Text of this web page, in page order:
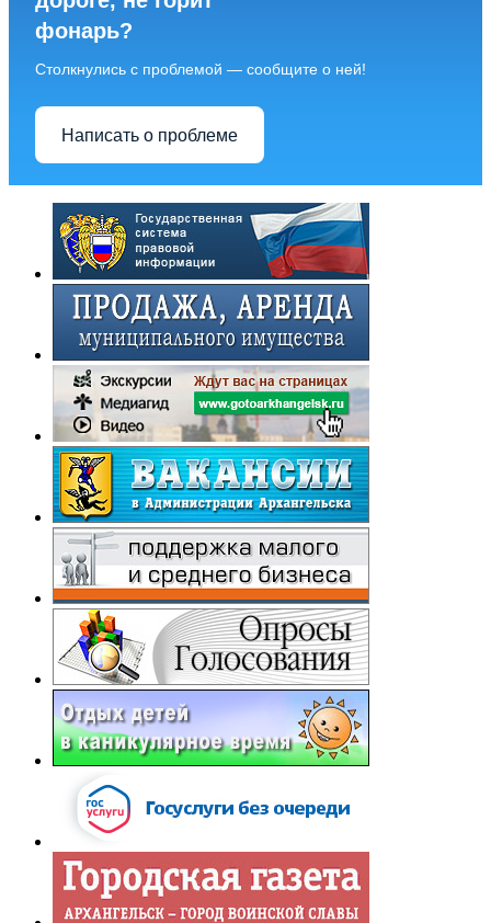
фонарь?
Столкнулись с проблемой — сообщите о ней!
Написать о проблеме